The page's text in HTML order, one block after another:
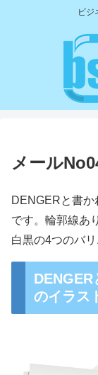
ビジ
メール
DENGERと書
です。輪郭線あ
白黒の4つのバ
のイラス